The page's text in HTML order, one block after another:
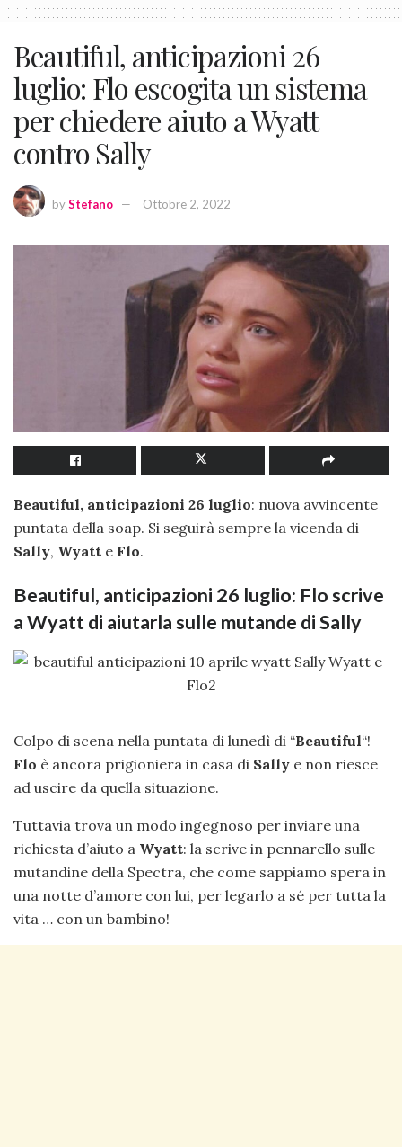
Beautiful, anticipazioni 26
luglio: Flo escogita un sistema
per chiedere aiuto a Wyatt
contro Sally
byStefano Ottobre 2, 2022
Beautiful, anticipazioni 26 luglio: nuova avvincente
puntata della soap. Si seguirà sempre la vicenda di
Sally, Wyatt e Flo.
Beautiful, anticipazioni 26 luglio: Flo scrive
a Wyatt di aiutarla sulle mutande di Sally
Colpo di scena nella puntata di lunedì di “Beautiful“!
Flo è ancora prigioniera in casa di Sally e non riesce
ad uscire da quella situazione.
Tuttavia trova un modo ingegnoso per inviare una
richiesta d’aiuto a Wyatt: la scrive in pennarello sulle
mutandine della Spectra, che come sappiamo spera in
una notte d’amore con lui, per legarlo a sé per tutta la
vita … con un bambino!